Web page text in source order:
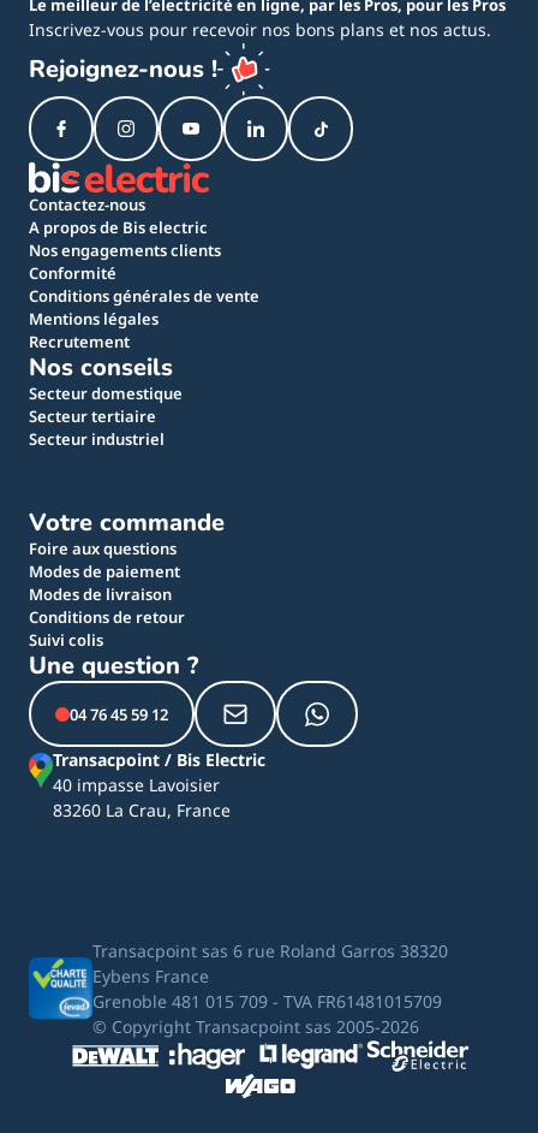
Le meilleur de l’electricité en ligne, par les Pros, pour les Pros
Inscrivez-vous pour recevoir nos bons plans et nos actus.
Rejoignez-nous !
Contactez-nous
A propos de Bis electric
Nos engagements clients
Conformité
Conditions générales de vente
Mentions légales
Recrutement
Nos conseils
Secteur domestique
Secteur tertiaire
Secteur industriel
Votre commande
Foire aux questions
Modes de paiement
Modes de livraison
Conditions de retour
Suivi colis
Une question ?
04 76 45 59 12
Transacpoint / Bis Electric
40 impasse Lavoisier
83260 La Crau, France
Transacpoint sas 6 rue Roland Garros 38320
Eybens France
Grenoble 481 015 709 - TVA FR61481015709
© Copyright Transacpoint sas 2005-2026